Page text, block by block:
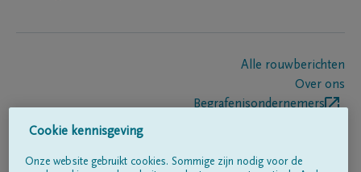
Alle rouwberichten
Over ons
Begrafenisondernemers
Cookie kennisgeving
Onze website gebruikt cookies. Sommige zijn nodig voor de